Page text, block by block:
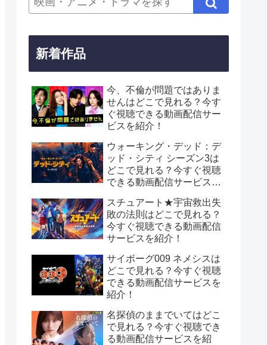
新着作品
今、不倫が問題ではありま
せんはどこで見れる？今す
ぐ視聴できる動画配信サー
ビスを紹介！
ウォーキング・デッド：デ
ッド・シティ シーズン3は
どこで見れる？今すぐ視聴
できる動画配信サービスを
スチュアート★宇宙救出失
敗の法則はどこで見れる？
今すぐ視聴できる動画配信
サービスを紹介！
サイボーグ009 ネメシスは
どこで見れる？今すぐ視聴
できる動画配信サービスを
紹介！
名探偵のままでいてはどこ
で見れる？今すぐ視聴でき
る動画配信サービスを紹